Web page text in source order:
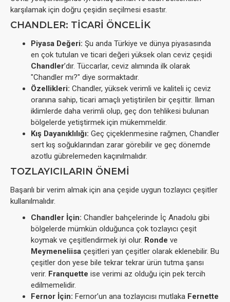
karşılamak için doğru çeşidin seçilmesi esastır.
CHANDLER: TICARI ÖNCELIK
Piyasa Değeri: Şu anda Türkiye ve dünya piyasasında
en çok tutulan ve ticari değeri yüksek olan ceviz çeşidi
Chandler’dır. Tüccarlar, ceviz alımında ilk olarak
"Chandler mı?" diye sormaktadır.
Özellikleri: Chandler, yüksek verimli ve kaliteli iç ceviz
oranına sahip, ticari amaçlı yetiştirilen bir çeşittir. Ilıman
iklimlerde daha verimli olup, geç don tehlikesi bulunan
bölgelerde yetiştirmek için mükemmeldir.
Kış Dayanıklılığı: Geç çiçeklenmesine rağmen, Chandler
sert kış soğuklarından zarar görebilir ve geç dönemde
azotlu gübrelemeden kaçınılmalıdır.
TOZLAYICILARIN ÖNEMI
Başarılı bir verim almak için ana çeşide uygun tozlayıcı çeşitler
kullanılmalıdır.
Chandler İçin: Chandler bahçelerinde İç Anadolu gibi
bölgelerde mümkün olduğunca çok tozlayıcı çeşit
koymak ve çeşitlendirmek iyi olur. Ronde ve
Meymeneliisa çeşitleri yan çeşitler olarak eklenebilir. Bu
çeşitler don yese bile tekrar tekrar ürün tutma şansı
verir. Franquette ise verimi az olduğu için pek tercih
edilmemelidir.
Fernor İçin: Fernor’un ana tozlayıcısı mutlaka Fernette